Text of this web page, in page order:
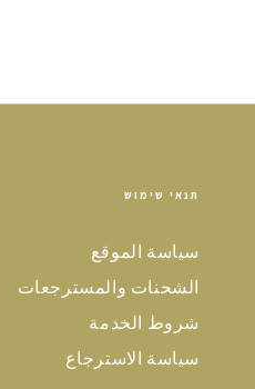
תנאי שימוש
سياسة الموقع
الشحنات والمسترجعات
شروط الخدمة
سياسة الاسترجاع